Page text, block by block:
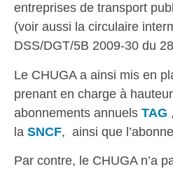
entreprises de transport
(voir aussi la circulaire
DSS/DGT/5B 2009-30 du
Le CHUGA a ainsi mis en
prenant en charge à
abonnements annuels TAG ,
la SNCF, ainsi que
Par contre, le CHUGA n’a